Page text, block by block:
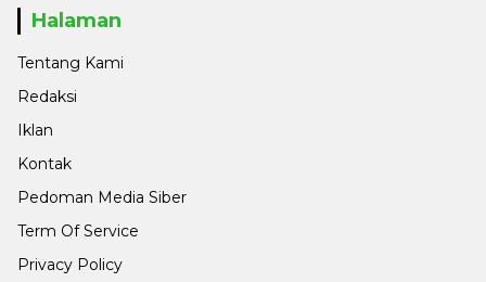
Halaman
Tentang Kami
Redaksi
Iklan
Kontak
Pedoman Media Siber
Term Of Service
Privacy Policy